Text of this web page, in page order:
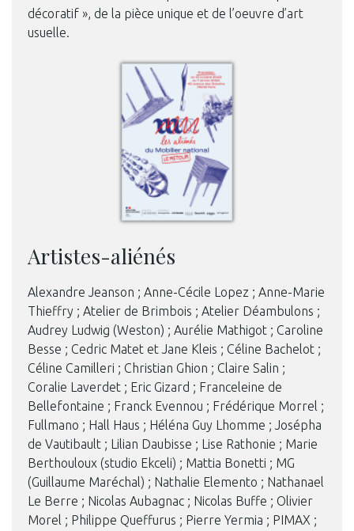
décoratif », de la pièce unique et de l’oeuvre d’art
usuelle.
Artistes-aliénés
Alexandre Jeanson ; Anne-Cécile Lopez ; Anne-Marie
Thieffry ; Atelier de Brimbois ; Atelier Déambulons ;
Audrey Ludwig (Weston) ; Aurélie Mathigot ; Caroline
Besse ; Cedric Matet et Jane Kleis ; Céline Bachelot ;
Céline Camilleri ; Christian Ghion ; Claire Salin ;
Coralie Laverdet ; Eric Gizard ; Franceleine de
Bellefontaine ; Franck Evennou ; Frédérique Morrel ;
Fullmano ; Hall Haus ; Héléna Guy Lhomme ; Josépha
de Vautibault ; Lilian Daubisse ; Lise Rathonie ; Marie
Berthouloux (studio Ekceli) ; Mattia Bonetti ; MG
(Guillaume Maréchal) ; Nathalie Elemento ; Nathanael
Le Berre ; Nicolas Aubagnac ; Nicolas Buffe ; Olivier
Morel ; Philippe Queffurus ; Pierre Yermia ; PIMAX ;